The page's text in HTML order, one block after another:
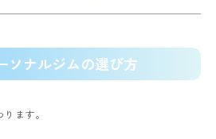
ソナルジムの選び方
ます。